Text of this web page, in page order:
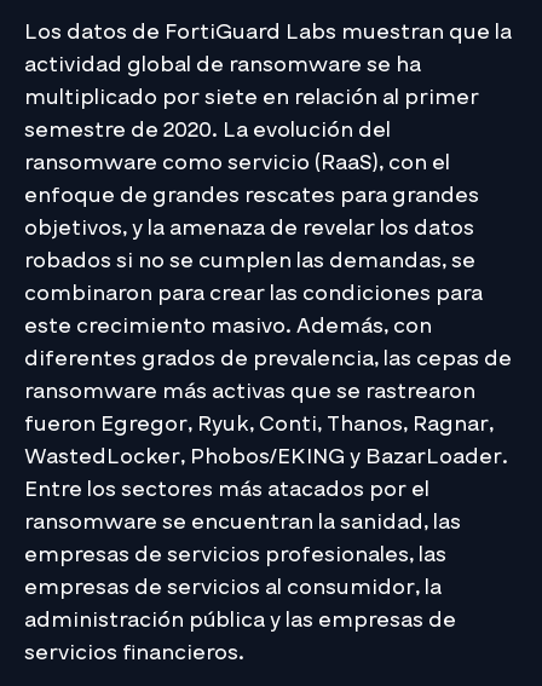
Los datos de FortiGuard Labs muestran que la
actividad global de ransomware se ha
multiplicado por siete en relación al primer
semestre de 2020. La evolución del
ransomware como servicio (RaaS), con el
enfoque de grandes rescates para grandes
objetivos, y la amenaza de revelar los datos
robados si no se cumplen las demandas, se
combinaron para crear las condiciones para
este crecimiento masivo. Además, con
diferentes grados de prevalencia, las cepas de
ransomware más activas que se rastrearon
fueron Egregor, Ryuk, Conti, Thanos, Ragnar,
WastedLocker, Phobos/EKING y BazarLoader.
Entre los sectores más atacados por el
ransomware se encuentran la sanidad, las
empresas de servicios profesionales, las
empresas de servicios al consumidor, la
administración pública y las empresas de
servicios financieros.